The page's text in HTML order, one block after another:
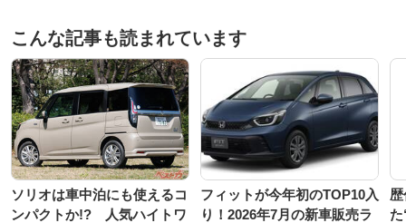
こんな記事も読まれています
ソリオは車中泊にも使えるコ
ンパクトか!? 人気ハイトワ
フィットが今年初のTOP10入
り！2026年7月の新車販売ラ